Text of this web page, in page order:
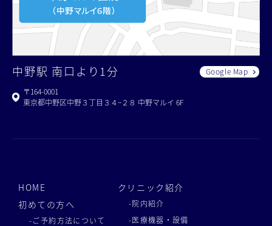
中野駅 南口より1分
Google Map
〒164-0001
東京都中野区中野３丁目３４−２８ 中野マルイ 6F
HOME
初めての方へ
-ご予約方法について
クリニック紹介
-院内紹介
-医療機器・設備